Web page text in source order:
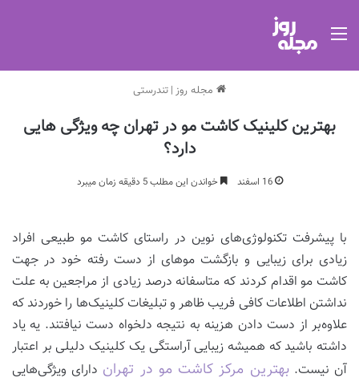
مجله روز | تندرستی
بهترین کلینیک کاشت مو در تهران چه ویژگی هایی
دارد؟
16 اسفند خواندن این مطلب 5 دقیقه زمان میبرد
با پیشرفت تکنولوژی‌های نوین در راستای کاشت مو طبیعی افراد
زیادی برای زیبایی و بازگشت موهای از دست رفته خود در جهت
کاشت مو اقدام کردند که متاسفانه درصد زیادی از مراجعین به علت
نداشتن اطلاعات کافی فریب ظاهر و تبلیغات کلینیک‌ها را خوردند که
علاوه‌بر از دست دادن هزینه به نتیجه دلخواه دست نیافتند. یه یاد
داشته باشید که همیشه زیبایی آراستگی یک کلینیک دلیلی بر اعتبار
آن نیست.بهترین مرکز کاشت مو در تهران دارای ویژگی‌هایی